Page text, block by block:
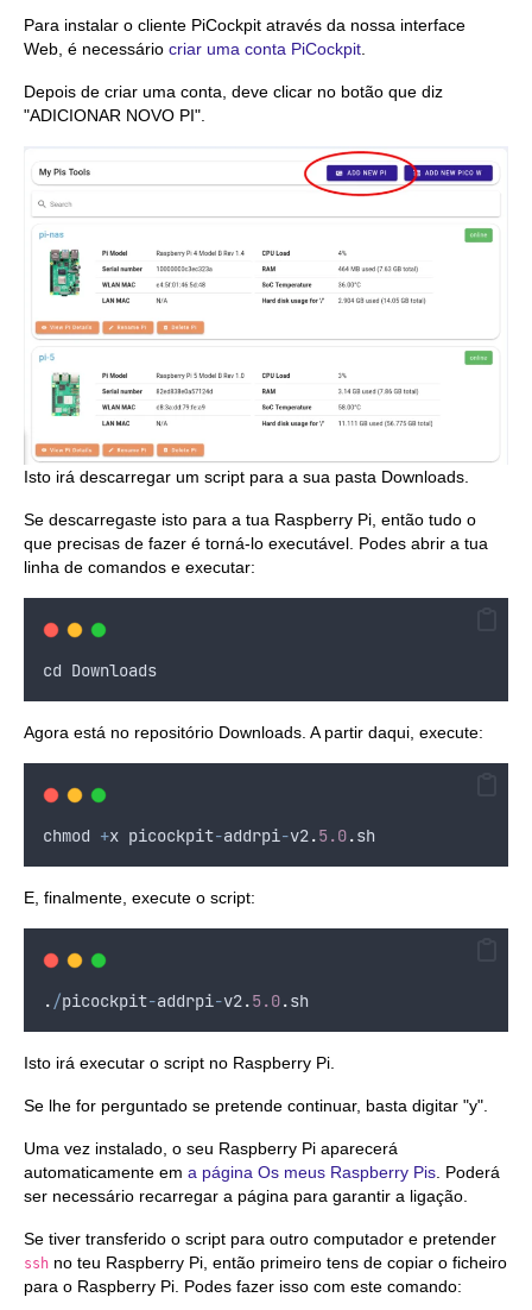
Para instalar o cliente PiCockpit através da nossa interface
Web, é necessário criar uma conta PiCockpit
Depois de criar uma conta, deve clicar no botão que diz
"ADICIONAR NOVO PI".
Isto irá descarregar um script para a sua pasta Downloads.
Se descarregaste isto para a tua Raspberry Pi, então tudo o
que precisas de fazer é torná-lo executável. Podes abrir a tua
linha de comandos e executar:
cd Downloads
Agora está no repositório Downloads. A partir daqui, execute:
chmod +x picockpit-addrpi-v2.5.0.sh
E, finalmente, execute o script:
. /picockpit-addrpi-v2.5.0.sh
Isto irá executar o script no Raspberry Pi.
Se lhe for perguntado se pretende continuar, basta digitar "y".
Uma vez instalado, o seu Raspberry Pi aparecerá
automaticamente em a página Os meus Raspberry Pis . Poderá
ser necessário recarregar a página para garantir a ligação.
Se tiver transferido o script para outro computador e pretender
ssh no teu Raspberry Pi, então primeiro tens de copiar o ficheiro
para o Raspberry Pi. Podes fazer isso com este comando: